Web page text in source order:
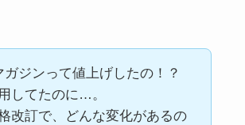
ガジンって値上げしたの！？
してたのに…。
改訂で、どんな変化があるの